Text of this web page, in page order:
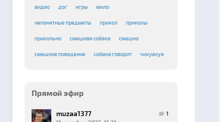
видео дог игры мило
непонятные предметы прикол приколы
прикольно смешная собака смешно
смешное поведение собака говорит чихуахуа
Прямой эфир
1
muzaa1377